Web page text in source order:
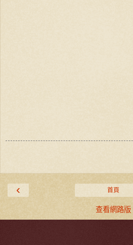
‹ 首頁
查看網路版